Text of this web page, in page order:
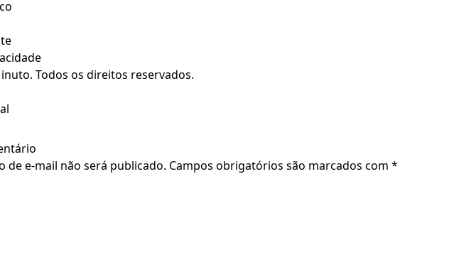
Todos os direitos reservados.
de e-mail não será publicado. Campos obrigatórios são marcados com *